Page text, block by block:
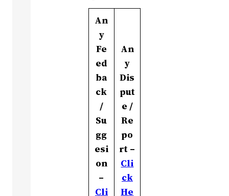
An
y
Fe
ed
ba
ck
/
Su
gg
esi
on
–
Cli
An
y
Dis
put
e /
Re
po
rt –
Cli
ck
He